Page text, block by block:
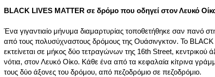
BLACK LIVES MATTER σε δρόμο που οδηγεί στον Λευκό
Ένα γιγαντιαίο μήνυμα διαμαρτυρίας τοποθετήθηκε σαν πανό
από τους πολυσύχναστους δρόμους της Ουάσινγκτον. Το
εκτείνεται σε μήκος δύο τετραγώνων της 16th Street, κεντρικού
νότια, στον Λευκό Οίκο. Κάθε ένα από τα κεφαλαία κίτρινα
τους δύο άξονες του δρόμου, από πεζοδρόμιο σε πεζοδρόμιο.